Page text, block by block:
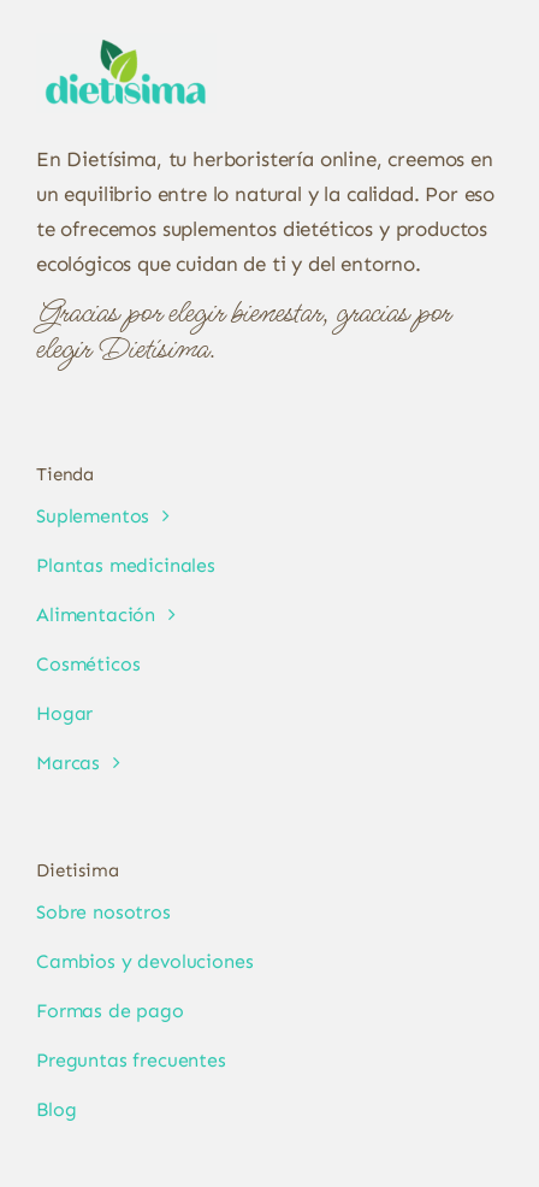
En Dietísima, tu herboristería online, creemos en
un equilibrio entre lo natural y la calidad. Por eso
te ofrecemos suplementos dietéticos y productos
ecológicos que cuidan de ti y del entorno.
Gracias por elegir bienestar, gracias por
elegir Dietísima.
Tienda
Suplementos
Plantas medicinales
Alimentación
Cosméticos
Hogar
Marcas
Dietisima
Sobre nosotros
Cambios y devoluciones
Formas de pago
Preguntas frecuentes
Blog